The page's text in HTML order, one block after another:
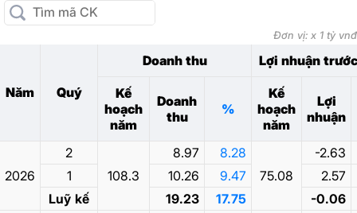
Đơn vị: x 1 tỷ vnđ
Năm Quý
Doanh thu Lợi nhuận
Kế
hoạch
năm
Doanh
thu
%
Kế
hoạch
năm
Lợi
nhuận
2026
2
108.3
8.97
8.28
75.08
-2.63
1
10.26 9.47
2.57
Luỹ kế
19.23 17.75 -0.06